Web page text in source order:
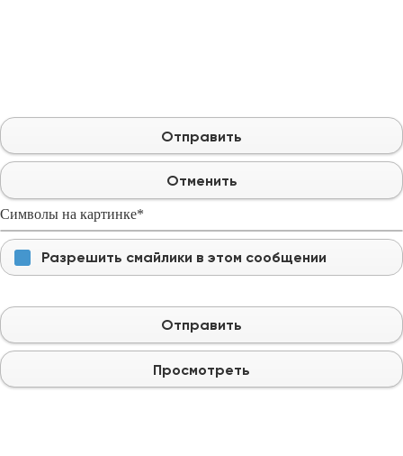
Отправить
Отменить
Символы на картинке*
Разрешить смайлики в этом сообщении
Отправить
Просмотреть